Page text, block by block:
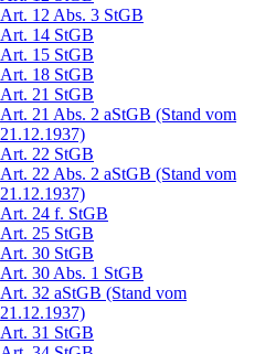
Art. 12 Abs. 3 StGB
Art. 14 StGB
Art. 15 StGB
Art. 18 StGB
Art. 21 StGB
Art. 21 Abs. 2 aStGB (Stand vom
21.12.1937)
Art. 22 StGB
Art. 22 Abs. 2 aStGB (Stand vom
21.12.1937)
Art. 24 f. StGB
Art. 25 StGB
Art. 30 StGB
Art. 30 Abs. 1 StGB
Art. 32 aStGB (Stand vom
21.12.1937)
Art. 31 StGB